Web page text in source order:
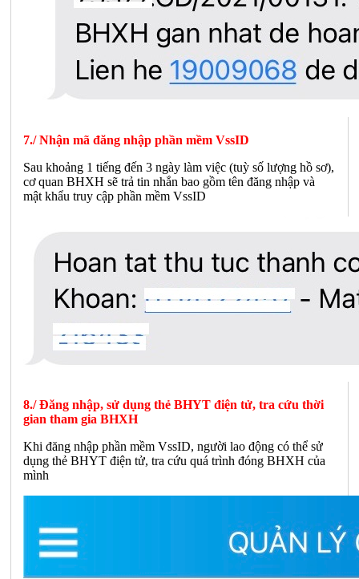
7./ Nhận mã đăng nhập phần mềm VssID
Sau khoảng 1 tiếng đến 3 ngày làm việc (tuỳ số lượng hồ sơ),
cơ quan BHXH sẽ trả tin nhắn bao gồm tên đăng nhập và
mật khẩu truy cập phần mềm VssID
8./ Đăng nhập, sử dụng thẻ BHYT điện tử, tra cứu thời
gian tham gia BHXH
Khi đăng nhập phần mềm VssID, người lao động có thể sử
dụng thẻ BHYT điện tử, tra cứu quá trình đóng BHXH của
mình